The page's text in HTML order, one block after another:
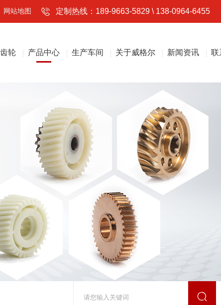
网站地图 定制热线：189-9663-5829 \ 138-0964-6455
轮 产品中心 生产车间 关于威格尔 新闻资讯 联